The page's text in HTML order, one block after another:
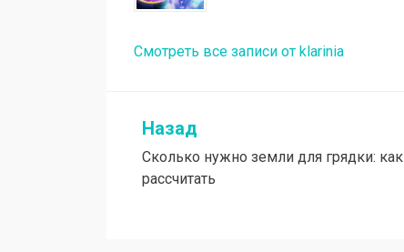
Смотреть все записи от klarinia
Навигация
по
Назад
Сколько нужно земли для грядки: как
рассчитать